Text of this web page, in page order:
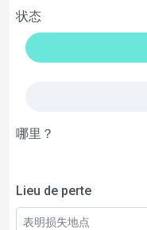
状态
哪里？
Lieu de perte
表明损失地点